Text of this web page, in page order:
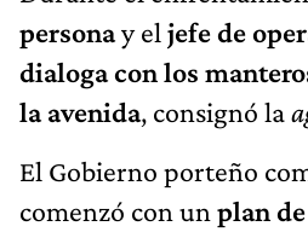
personay el jefe de
dialoga con los
la avenida, consignó la
El Gobierno porteño
comenzó con un plan